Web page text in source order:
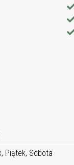
Piątek, Sobota